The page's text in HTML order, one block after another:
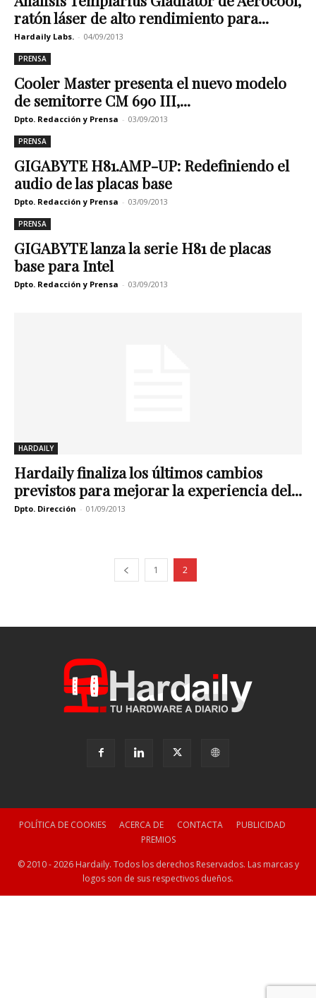
ratón láser de alto rendimiento para...
Hardaily Labs. - 04/09/2013
PRENSA
Cooler Master presenta el nuevo modelo
de semitorre CM 690 III,...
Dpto. Redacción y Prensa - 03/09/2013
PRENSA
GIGABYTE H81.AMP-UP: Redefiniendo el
audio de las placas base
Dpto. Redacción y Prensa - 03/09/2013
PRENSA
GIGABYTE lanza la serie H81 de placas
base para Intel
Dpto. Redacción y Prensa - 03/09/2013
HARDAILY
Hardaily finaliza los últimos cambios
previstos para mejorar la experiencia del...
Dpto. Dirección - 01/09/2013
1 2
POLÍTICA DE COOKIES ACERCA DE CONTACTA
PUBLICIDAD
PREMIOS
© 2010 - 2026 Hardaily. Todos los derechos Reservados. Las marcas y
logos son de sus respectivos dueños.